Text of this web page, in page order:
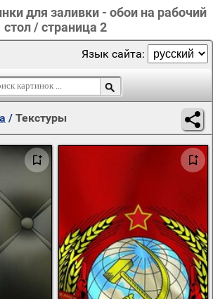
для заливки - обои на рабочий
стол / страница 2
Язык сайта:
/ Текстуры